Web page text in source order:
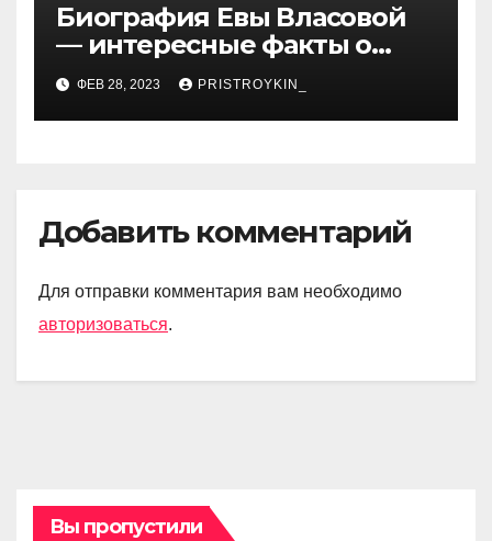
Биография Евы Власовой
— интересные факты о
личной жизни популярной
исполнительницы
ФЕВ 28, 2023 PRISTROYKIN_
Добавить комментарий
Для отправки комментария вам необходимо
авторизоваться.
Вы пропустили